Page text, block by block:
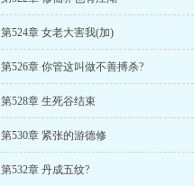
第524章 女老大害我(加)
第526章 你管这叫做不善搏杀?
第528章 生死谷结束
第530章 紧张的游德修
第532章 丹成五纹?